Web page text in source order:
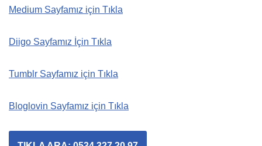
Medium Sayfamız için Tıkla
Diigo Sayfamız İçin Tıkla
Tumblr Sayfamız için Tıkla
Bloglovin Sayfamız için Tıkla